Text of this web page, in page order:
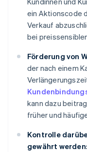
ein Aktionscode
Verkauf
bei
Förderung von
der nach einem
kann dazu
früher und
Kontrolle
gewährt werden: